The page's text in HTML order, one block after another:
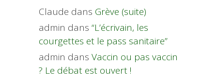
Claude dans Grève (suite)
admin dans “L’écrivain, les
courgettes et le pass sanitaire”
admin dans Vaccin ou pas vaccin
? Le débat est ouvert !